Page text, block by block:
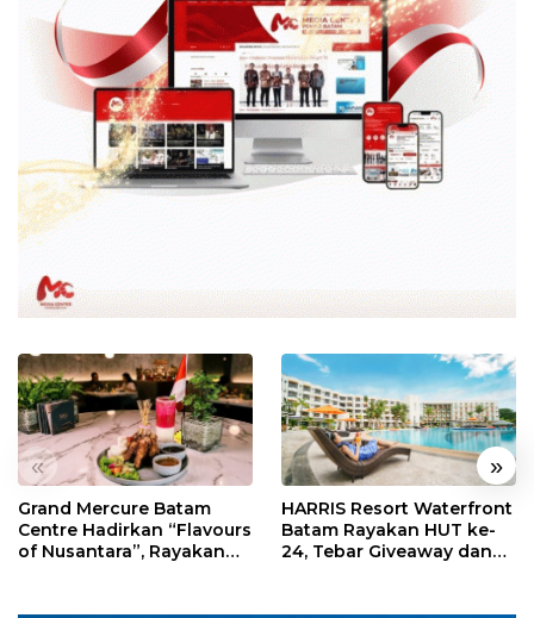
« »
Grand Mercure Batam
Centre Hadirkan “Flavours
of Nusantara”, Rayakan
HARRIS Resort Waterfront
Batam Rayakan HUT ke-
24, Tebar Giveaway dan